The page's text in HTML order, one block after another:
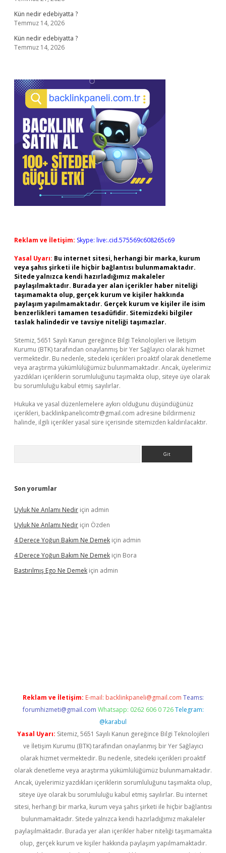
Kün nedir edebiyatta ?
Temmuz 14, 2026
Kün nedir edebiyatta ?
Temmuz 14, 2026
Reklam ve İletişim: Skype: live:.cid.575569c608265c69
Yasal Uyarı: Bu internet sitesi, herhangi bir marka, kurum
veya şahıs şirketi ile hiçbir bağlantısı bulunmamaktadır.
Sitede yalnızca kendi hazırladığımız makaleler
paylaşılmaktadır. Burada yer alan içerikler haber niteliği
taşımamakta olup, gerçek kurum ve kişiler hakkında
paylaşım yapılmamaktadır. Gerçek kurum ve kişiler ile isim
benzerlikleri tamamen tesadüfidir. Sitemizdeki bilgiler
taslak halindedir ve tavsiye niteliği taşımazlar.
Sitemiz, 5651 Sayılı Kanun gereğince Bilgi Teknolojileri ve İletişim
Kurumu (BTK) tarafından onaylanmış bir Yer Sağlayıcı olarak hizmet
vermektedir. Bu nedenle, sitedeki içerikleri proaktif olarak denetleme
veya araştırma yükümlülüğümüz bulunmamaktadır. Ancak, üyelerimiz
yazdıkları içeriklerin sorumluluğunu taşımakta olup, siteye üye olarak
bu sorumluluğu kabul etmiş sayılırlar.
Hukuka ve yasal düzenlemelere aykırı olduğunu düşündüğünüz
içerikleri, backlinkpanelicomtr@gmail.com adresine bildirmeniz
halinde, ilgili içerikler yasal süre içerisinde sitemizden kaldırılacaktır.
Son yorumlar
Uyluk Ne Anlamı Nedir için admin
Uyluk Ne Anlamı Nedir için Özden
4 Derece Yoğun Bakım Ne Demek için admin
4 Derece Yoğun Bakım Ne Demek için Bora
Bastırılmış Ego Ne Demek için admin
Reklam ve İletişim: E-mail: backlinkpaneli@gmail.com Teams:
forumhizmeti@gmail.com Whatsapp: 0262 606 0 726 Telegram:
@karabul
Yasal Uyarı: Sitemiz, 5651 Sayılı Kanun gereğince Bilgi Teknolojileri
ve İletişim Kurumu (BTK) tarafından onaylanmış bir Yer Sağlayıcı
olarak hizmet vermektedir. Bu nedenle, sitedeki içerikleri proaktif
olarak denetleme veya araştırma yükümlülüğümüz bulunmamaktadır.
Ancak, üyelerimiz yazdıkları içeriklerin sorumluluğunu taşımakta olup,
siteye üye olarak bu sorumluluğu kabul etmiş sayılırlar. Bu internet
sitesi, herhangi bir marka, kurum veya şahıs şirketi ile hiçbir bağlantısı
bulunmamaktadır. Sitede yalnızca kendi hazırladığımız makaleler
paylaşılmaktadır. Burada yer alan içerikler haber niteliği taşımamakta
olup, gerçek kurum ve kişiler hakkında paylaşım yapılmamaktadır.